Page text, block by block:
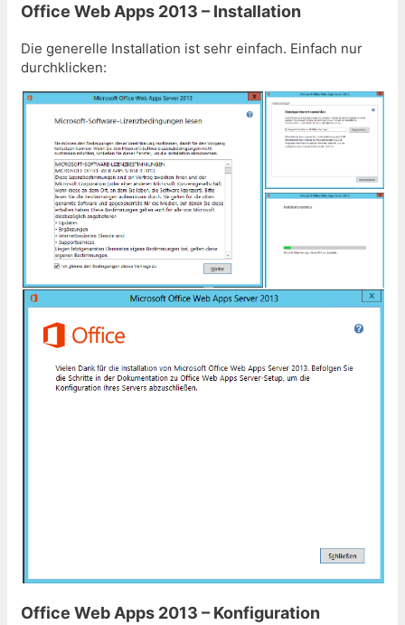
Office Web Apps 2013 – Installation
Die generelle Installation ist sehr einfach. Einfach nur
durchklicken:
Office Web Apps 2013 – Konfiguration